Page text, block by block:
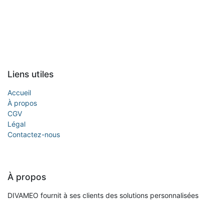
Liens utiles
Accueil
À propos
CGV
Légal
Contactez-nous
À propos
DIVAMEO fournit à ses clients des solutions personnalisées